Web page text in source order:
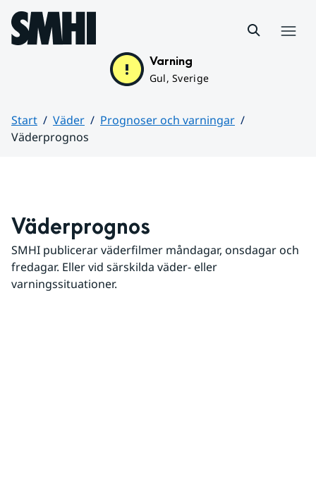
Hoppa till sidans innehåll
Varning
Gul, Sverige
Start Väder
Prognoser och varningar
Väderprognos
Väderprognos
SMHI publicerar väderfilmer måndagar, onsdagar och
fredagar. Eller vid särskilda väder- eller
varningssituationer.